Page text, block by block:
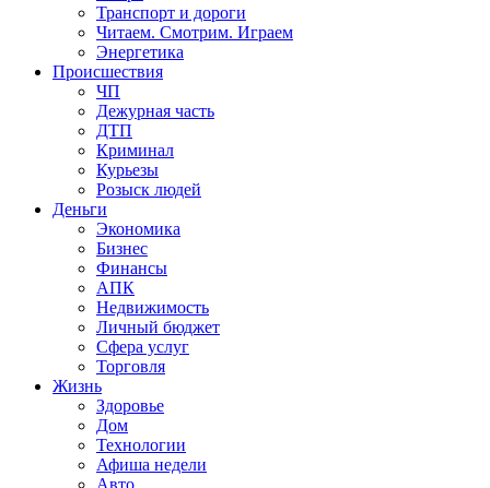
Транспорт и дороги
Читаем. Смотрим. Играем
Энергетика
Происшествия
ЧП
Дежурная часть
ДТП
Криминал
Курьезы
Розыск людей
Деньги
Экономика
Бизнес
Финансы
АПК
Недвижимость
Личный бюджет
Сфера услуг
Торговля
Жизнь
Здоровье
Дом
Технологии
Афиша недели
Авто